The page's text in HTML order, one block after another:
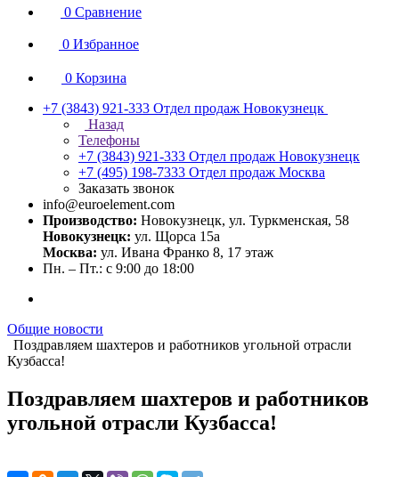
0 Сравнение
0 Избранное
0 Корзина
+7 (3843) 921-333 Отдел продаж Новокузнецк
Назад
Телефоны
+7 (3843) 921-333 Отдел продаж Новокузнецк
+7 (495) 198-7333 Отдел продаж Москва
Заказать звонок
info@euroelement.com
Производство: Новокузнецк, ул. Туркменская, 58
Новокузнецк: ул. Щорса 15а
Москва: ул. Ивана Франко 8, 17 этаж
Пн. – Пт.: с 9:00 до 18:00
Общие новости
Поздравляем шахтеров и работников угольной отрасли
Кузбасса!
Поздравляем шахтеров и работников
угольной отрасли Кузбасса!